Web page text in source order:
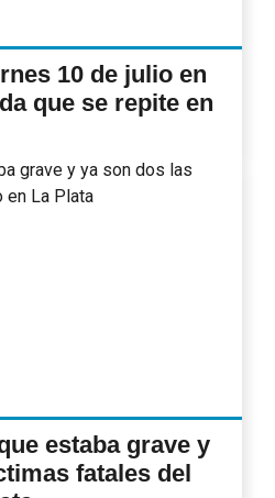
10 de julio en
que se repite en
estaba grave y
fatales del